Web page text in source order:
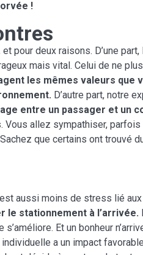
!
pour deux raisons. D’une part,
mais vital. Celui de ne
les mêmes valeurs que
D’autre part, notre
entre un passager et un
Vous allez sympathiser,
que certains ont trouvé
aussi moins de stress lié
le stationnement à l’arrivée.
Et un bonheur
a un impact